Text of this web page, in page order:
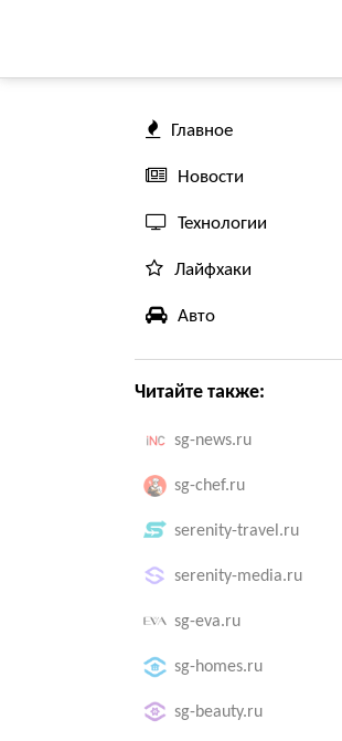
Главное
Новости
Технологии
Лайфхаки
Авто
Читайте также:
sg-news.ru
sg-chef.ru
serenity-travel.ru
serenity-media.ru
sg-eva.ru
sg-homes.ru
sg-beauty.ru